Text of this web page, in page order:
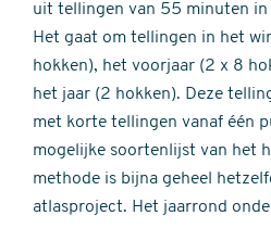
uit tellingen van 55 minuten in
Het gaat om tellingen in het
hokken), het voorjaar (2 x 8
het jaar (2 hokken). Deze
met korte tellingen vanaf één
mogelijke soortenlijst van het
methode is bijna geheel
atlasproject. Het jaarrond